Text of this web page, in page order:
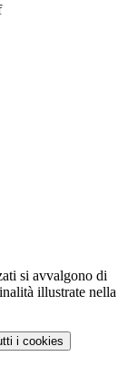
si avvalgono di
illustrate nella
i cookies